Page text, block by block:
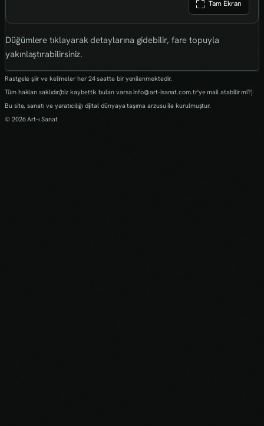
Tam Ekran
Düğümlere tıklayarak detaylarına gidebilir, fare topuyla
yakınlaştırabilirsiniz.
Rastgele şiir ve kelimeler her 24 saatte bir yenilenmektedir.
Tüm hakları saklıdır.(biz kaybettik bulan varsa info@art-isanat.com.tr'ye mail atabilir mi?)
Bu site, sanatı ve yaratıcılığı dijital dünyaya taşıma arzusu ile kurulmuştur.
© 2026 Art-ı Sanat